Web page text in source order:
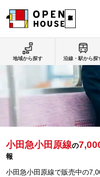
小田急小田原線の
報
小田急小田原線で販売中の
地域から探す 沿線・駅から探